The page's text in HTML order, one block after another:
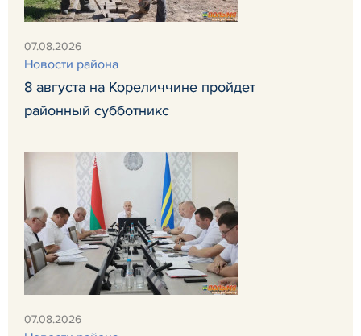
07.08.2026
Новости района
8 августа на Кореличчине пройдет
районный субботникс
07.08.2026